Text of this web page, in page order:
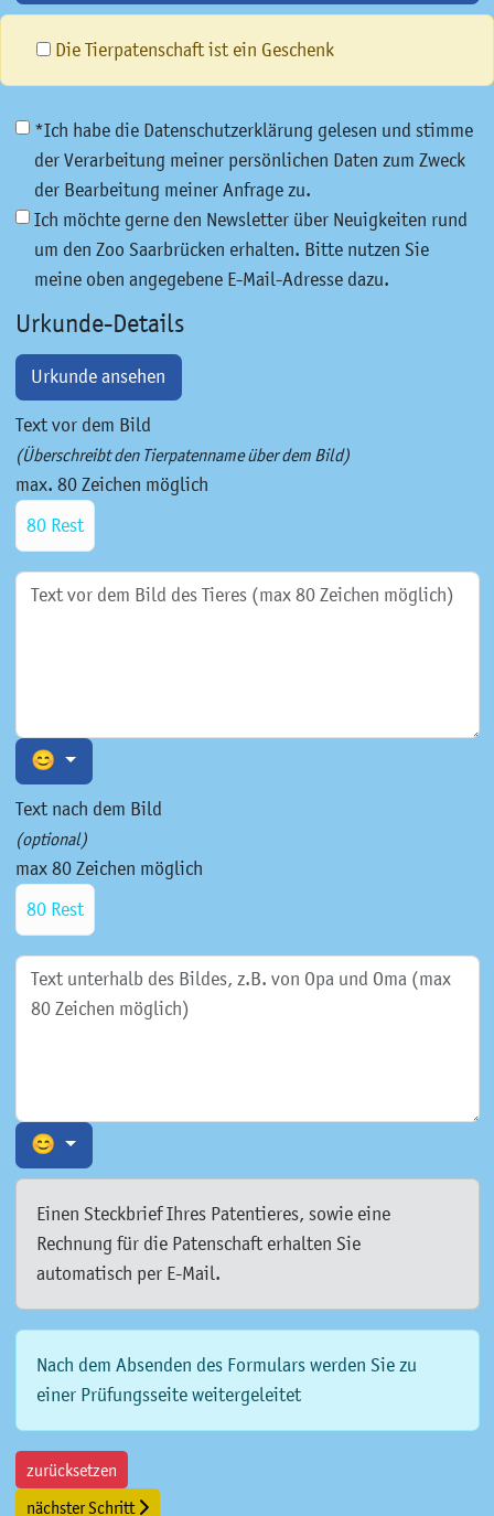
Die Tierpatenschaft ist ein Geschenk
*Ich habe die Datenschutzerklärung gelesen und stimme
der Verarbeitung meiner persönlichen Daten zum Zweck
der Bearbeitung meiner Anfrage zu.
Ich möchte gerne den Newsletter über Neuigkeiten rund
um den Zoo Saarbrücken erhalten. Bitte nutzen Sie
meine oben angegebene E-Mail-Adresse dazu.
Urkunde-Details
Urkunde ansehen
Text vor dem Bild
(Überschreibt den Tierpatenname über dem Bild)
max. 80 Zeichen möglich
80 Rest
😊
Text nach dem Bild
(optional)
max 80 Zeichen möglich
80 Rest
😊
Einen Steckbrief Ihres Patentieres, sowie eine
Rechnung für die Patenschaft erhalten Sie
automatisch per E-Mail.
Nach dem Absenden des Formulars werden Sie zu
einer Prüfungsseite weitergeleitet
zurücksetzen
nächster Schritt